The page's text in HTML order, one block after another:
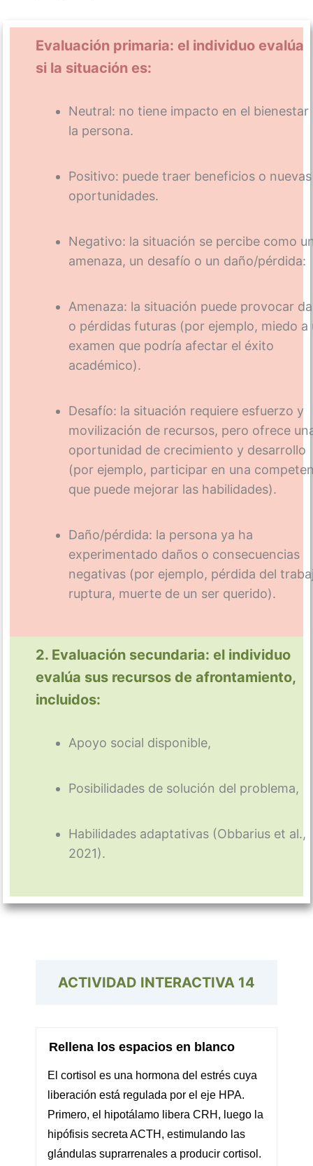
Evaluación primaria: el individuo evalúa
si la situación es:
Neutral: no tiene impacto en el bienestar
la persona.
Positivo: puede traer beneficios o nuevas
oportunidades.
Negativo: la situación se percibe como
amenaza, un desafío o un daño/pérdida:
Amenaza: la situación puede provocar
o pérdidas futuras (por ejemplo, miedo a
examen que podría afectar el éxito
académico).
Desafío: la situación requiere esfuerzo y
movilización de recursos, pero ofrece
oportunidad de crecimiento y desarrollo
(por ejemplo, participar en una
que puede mejorar las habilidades).
Daño/pérdida: la persona ya ha
experimentado daños o consecuencias
negativas (por ejemplo, pérdida del
ruptura, muerte de un ser querido).
2. Evaluación secundaria: el individuo
evalúa sus recursos de afrontamiento,
incluidos:
Apoyo social disponible,
Posibilidades de solución del problema,
Habilidades adaptativas (Obbarius et al.,
2021).
ACTIVIDAD INTERACTIVA 14